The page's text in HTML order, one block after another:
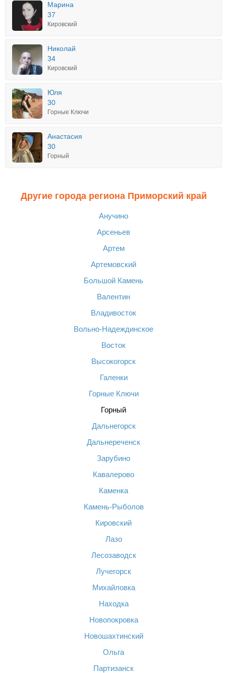
Марина
37
Кировский
Николай
34
Кировский
Юля
30
Горные Ключи
Анастасия
30
Горный
Другие города региона Приморский край
Анучино
Арсеньев
Артем
Артемовский
Большой Камень
Валентин
Владивосток
Вольно-Надеждинское
Восток
Высокогорск
Галенки
Горные Ключи
Горный
Дальнегорск
Дальнереченск
Зарубино
Кавалерово
Каменка
Камень-Рыболов
Кировский
Лазо
Лесозаводск
Лучегорск
Михайловка
Находка
Новопокровка
Новошахтинский
Ольга
Партизанск